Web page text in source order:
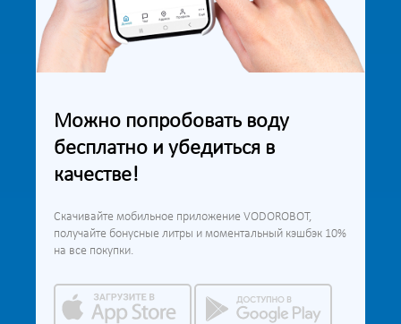
Можно попробовать воду
бесплатно и убедиться в
качестве!
Скачивайте мобильное приложение VODOROBOT,
получайте бонусные литры и моментальный кэшбэк 10%
на все покупки.